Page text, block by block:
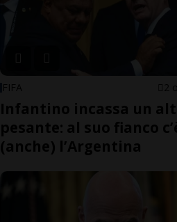
FIFA 2
Infantino incassa un
pesante: al suo fianco
(anche) l’Argentina